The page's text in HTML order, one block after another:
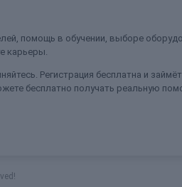
помощь в обучении, выборе
карьеры.
Регистрация бесплатна и
бесплатно получать реальную